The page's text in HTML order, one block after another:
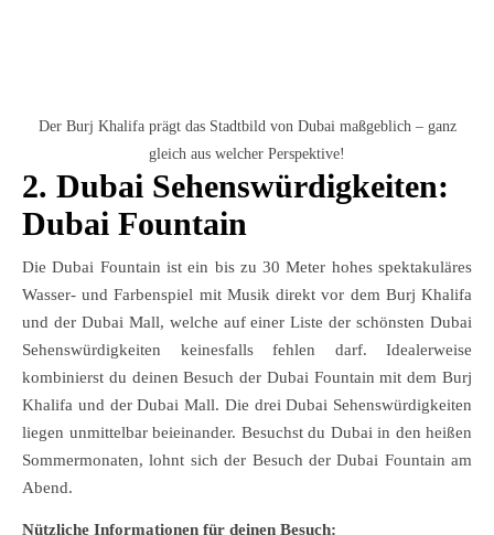
Der Burj Khalifa prägt das Stadtbild von Dubai maßgeblich – ganz
gleich aus welcher Perspektive!
2. Dubai Sehenswürdigkeiten:
Dubai Fountain
Die Dubai Fountain ist ein bis zu 30 Meter hohes spektakuläres
Wasser- und Farbenspiel mit Musik direkt vor dem Burj Khalifa
und der Dubai Mall, welche auf einer Liste der schönsten Dubai
Sehenswürdigkeiten keinesfalls fehlen darf. Idealerweise
kombinierst du deinen Besuch der Dubai Fountain mit dem Burj
Khalifa und der Dubai Mall. Die drei Dubai Sehenswürdigkeiten
liegen unmittelbar beieinander. Besuchst du Dubai in den heißen
Sommermonaten, lohnt sich der Besuch der Dubai Fountain am
Abend.
Nützliche Informationen für deinen Besuch: